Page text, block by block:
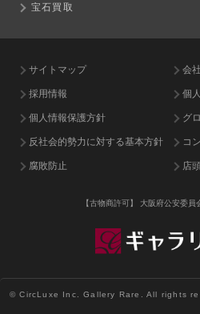
宝石買取
サイトマップ 会
採用情報 個
個人情報保護方針 グ
反社会的勢力に対する基本方針 コ
腐敗防止 店
【古物商許可】 大阪府公安委
© CircLuxe Inc. Gallery Rare. All rights